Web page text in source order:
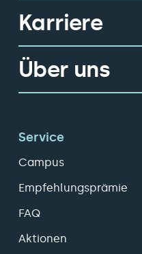
Karriere
Über uns
Service
Campus
Empfehlungsprämie
FAQ
Aktionen